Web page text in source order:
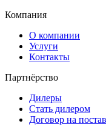
Компания
О компании
Услуги
Контакты
Партнёрство
Дилеры
Стать дилером
Договор на